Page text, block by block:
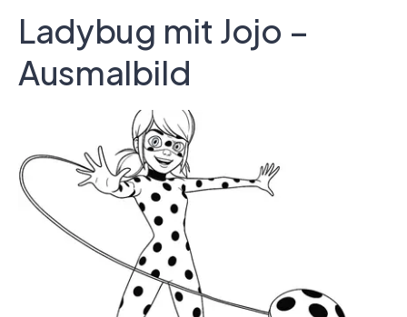
Ladybug mit Jojo –
Ausmalbild